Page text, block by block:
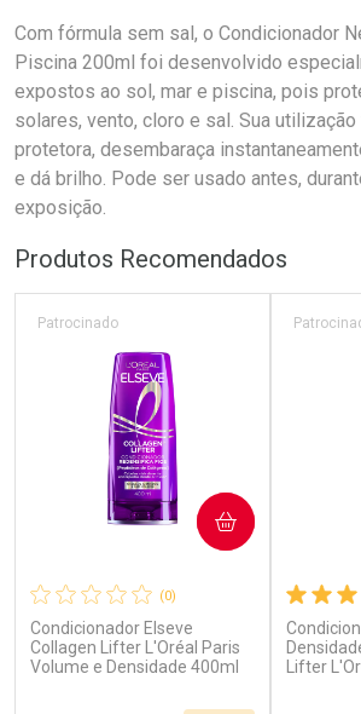
Com fórmula sem sal, o Condicionador
Piscina 200ml foi desenvolvido
expostos ao sol, mar e piscina, pois
solares, vento, cloro e sal. Sua
protetora, desembaraça
e dá brilho. Pode ser usado antes,
exposição.
Produtos Recomendados
(0)
Condicionador Elseve
Collagen Lifter L'Oréal Paris
Volume e Densidade 400ml
Patrocinado
COMPRAR
Lifter